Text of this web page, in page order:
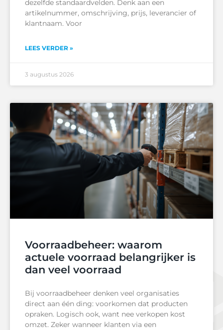
dezelfde standaardvelden. Denk aan een
artikelnummer, omschrijving, prijs, leverancier of
klantnaam. Voor
LEES VERDER »
3 augustus 2026
Voorraadbeheer: waarom
actuele voorraad belangrijker is
dan veel voorraad
Bij voorraadbeheer denken veel organisaties
direct aan één ding: voorkomen dat producten
opraken. Logisch ook, want nee verkopen kost
omzet. Zeker wanneer klanten via een